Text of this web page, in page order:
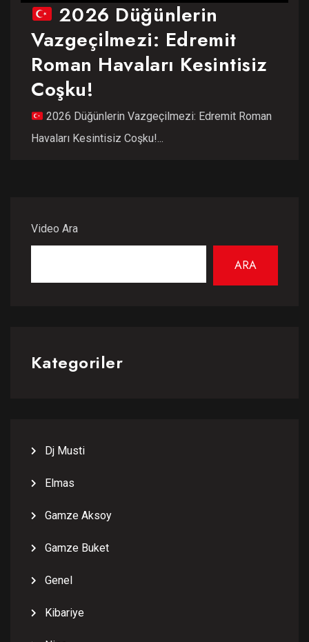
2026 Düğünlerin
Vazgeçilmezi: Edremit
Roman Havaları Kesintisiz
Coşku!
2026 Düğünlerin Vazgeçilmezi: Edremit Roman
Havaları Kesintisiz Coşku!...
Video Ara
ARA
Kategoriler
Dj Musti
Elmas
Gamze Aksoy
Gamze Buket
Genel
Kibariye